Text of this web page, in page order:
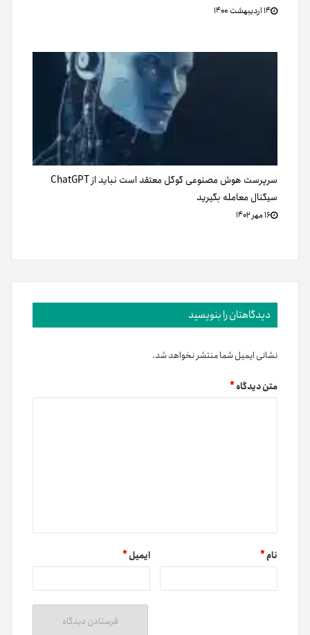
۱۴ اردیبهشت ۱۴۰۰
سرپرست هوش مصنوعی گوگل معتقد است نباید از ChatGPT
سیگنال معامله بگیرید
۱۶ مهر ۱۴۰۲
دیدگاهتان را بنویسید
نشانی ایمیل شما منتشر نخواهد شد.
متن دیدگاه*
نام* ایمیل*